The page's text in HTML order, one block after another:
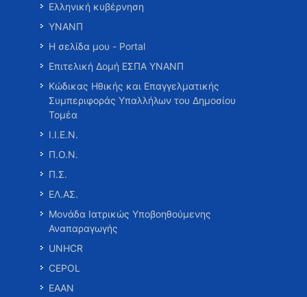
Ελληνική κυβέρνηση
ΥΝΑΝΠ
Η σελίδα μου - Portal
Επιτελική Δομή ΕΣΠΑ ΥΝΑΝΠ
Κώδικας Ηθικής και Επαγγελματικής
Συμπεριφοράς Υπαλλήλων του Δημοσίου
Τομέα
Ι.Ι.Ε.Ν.
Π.Ο.Ν.
Π.Σ.
ΕΛ.ΑΣ.
Μονάδα Ιατρικώς Υποβοηθούμενης
Αναπαραγωγής
UNHCR
CEPOL
ΕΑΑΝ